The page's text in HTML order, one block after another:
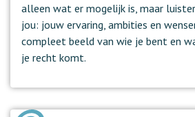
alleen wat er mogelijk is, maar
jou: jouw ervaring, ambities en
compleet beeld van wie je bent en
je recht komt.